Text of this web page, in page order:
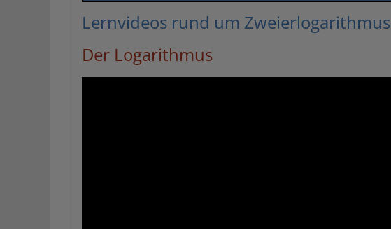
Lernvideos rund um Zweierlogarithmus
Der Logarithmus